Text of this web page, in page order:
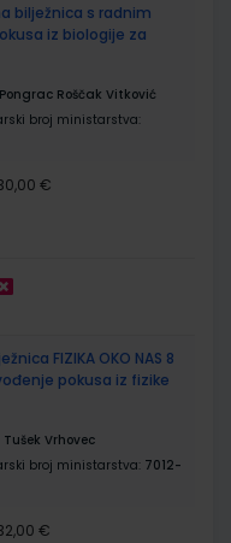
bilježnica s radnim
iz biologije za
Roščak Vitković
broj ministarstva:
€
FIZIKA OKO NAS 8
pokusa iz fizike
Vrhovec
broj ministarstva: 7012-
€